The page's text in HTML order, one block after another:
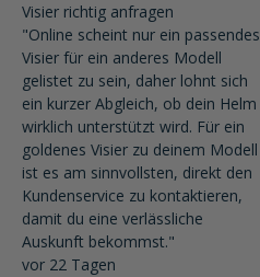
Visier richtig anfragen
"Online scheint nur ein passendes
Visier für ein anderes Modell
gelistet zu sein, daher lohnt sich
ein kurzer Abgleich, ob dein Helm
wirklich unterstützt wird. Für ein
goldenes Visier zu deinem Modell
ist es am sinnvollsten, direkt den
Kundenservice zu kontaktieren,
damit du eine verlässliche
Auskunft bekommst."
vor 22 Tagen